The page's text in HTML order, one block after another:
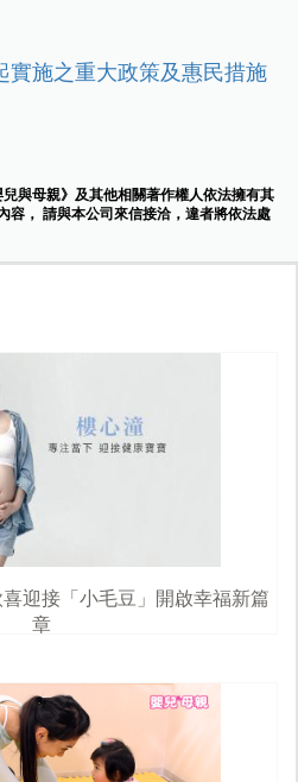
實施之重大政策及惠民措施
與母親》及其他相關著作權人依法擁有其
容， 請與本公司來信接洽，違者將依法處
迎接「小毛豆」開啟幸福新篇
章